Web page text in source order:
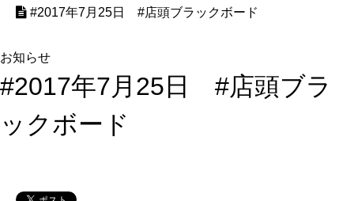
#2017年7月25日 #店頭ブラックボード
お知らせ
#2017年7月25日 #店頭ブラ
ックボード